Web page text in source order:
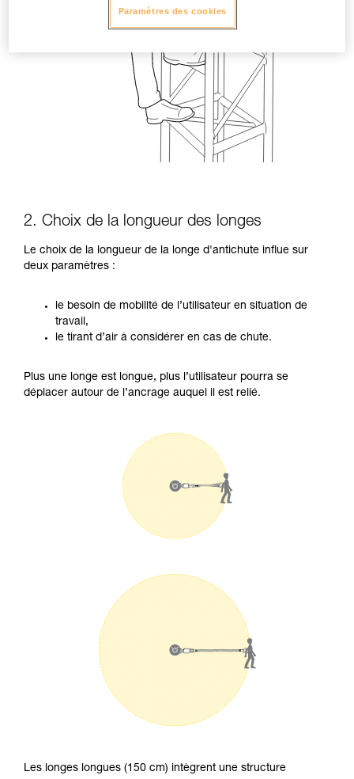
2. Choix de la longueur des longes
Le choix de la longueur de la longe d'antichute influe sur
deux paramètres :
le besoin de mobilité de l’utilisateur en situation de
travail,
le tirant d’air à considérer en cas de chute.
Plus une longe est longue, plus l’utilisateur pourra se
déplacer autour de l’ancrage auquel il est relié.
Les longes longues (150 cm) intègrent une structure
Paramètres des cookies